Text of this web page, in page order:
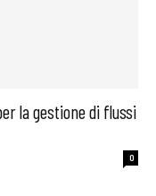
la gestione di flussi
0